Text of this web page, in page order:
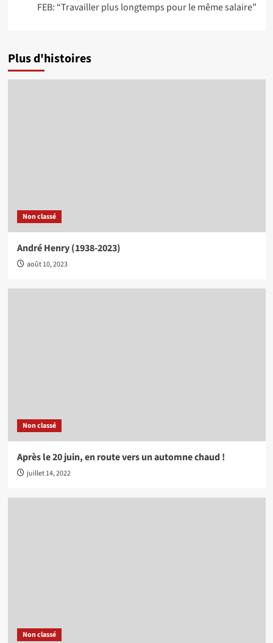
FEB: “Travailler plus longtemps pour le même salaire”
Plus d'histoires
Non classé
André Henry (1938-2023)
août 10, 2023
Non classé
Après le 20 juin, en route vers un automne chaud !
juillet 14, 2022
Non classé